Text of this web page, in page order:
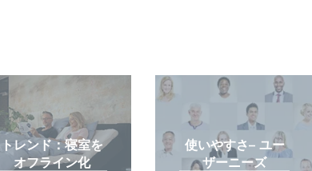
トレンド：寝室を
オフライン化
使いやすさ– ユー
ザーニーズ